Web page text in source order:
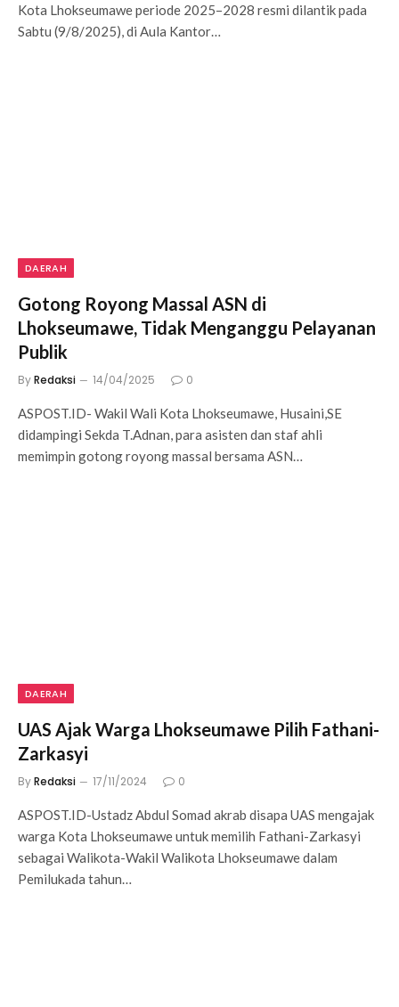
Kota Lhokseumawe periode 2025–2028 resmi dilantik pada
Sabtu (9/8/2025), di Aula Kantor…
DAERAH
Gotong Royong Massal ASN di
Lhokseumawe, Tidak Menganggu Pelayanan
Publik
ByRedaksi 14/04/2025 0
ASPOST.ID- Wakil Wali Kota Lhokseumawe, Husaini,SE
didampingi Sekda T.Adnan, para asisten dan staf ahli
memimpin gotong royong massal bersama ASN…
DAERAH
UAS Ajak Warga Lhokseumawe Pilih Fathani-
Zarkasyi
ByRedaksi 17/11/2024 0
ASPOST.ID-Ustadz Abdul Somad akrab disapa UAS mengajak
warga Kota Lhokseumawe untuk memilih Fathani-Zarkasyi
sebagai Walikota-Wakil Walikota Lhokseumawe dalam
Pemilukada tahun…